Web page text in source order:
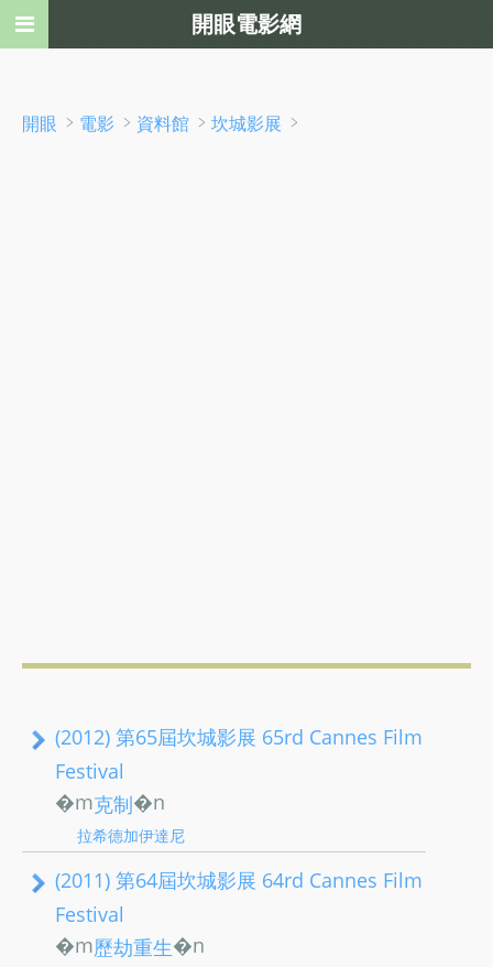
開眼 ﹥ 電影 ﹥ 資料館 ﹥ 坎城影展 ﹥
(2012) 第65屆坎城影展 65rd Cannes Film
Festival
�m克制�n
拉希德加伊達尼
(2011) 第64屆坎城影展 64rd Cannes Film
Festival
�m歷劫重生�n
開眼電影網